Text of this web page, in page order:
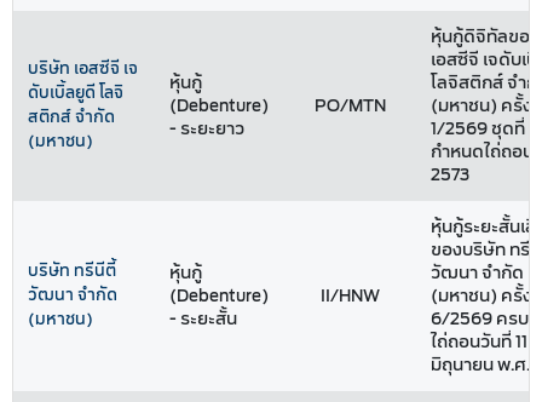
บริษัท เอสซีจี เจ
ดับเบิ้ลยูดี โลจิ
สติกส์ จำกัด
(มหาชน)
หุ้นกู้
(Debenture)
- ระยะยาว
PO/MTN
หุ้นกู้ดิจิทัลขอ
เอสซีจี เจดับเ
โลจิสติกส์ จำ
(มหาชน) ครั้งที่
1/2569 ชุดที่
กำหนดไถ่ถอน
2573
บริษัท ทรีนีตี้
วัฒนา จำกัด
(มหาชน)
หุ้นกู้
(Debenture)
- ระยะสั้น
II/HNW
หุ้นกู้ระยะสั้นเ
ของบริษัท ทรี
วัฒนา จำกัด
(มหาชน) ครั้งที่
6/2569 ครบ
ไถ่ถอนวันที่ 11
มิถุนายน พ.ศ.